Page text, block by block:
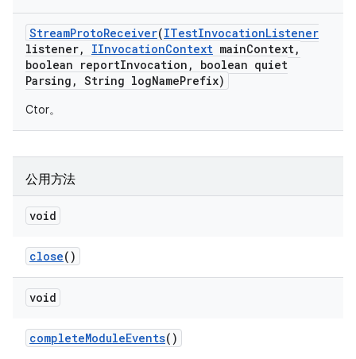
StreamProtoReceiver(ITestInvocationListener
listener, IInvocationContext mainContext,
boolean reportInvocation ,
boolean quiet
Parsing , String logNamePrefix)
Ctor。
公用方法
void
close()
void
completeModuleEvents()